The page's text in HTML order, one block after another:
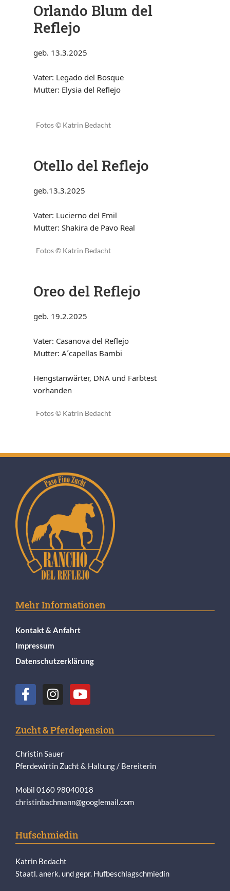
Orlando Blum del
Reflejo
geb. 13.3.2025
Vater: Legado del Bosque
Mutter: Elysia del Reflejo
Fotos © Katrin Bedacht
Otello del Reflejo
geb.13.3.2025
Vater: Lucierno del Emil
Mutter: Shakira de Pavo Real
Fotos © Katrin Bedacht
Oreo del Reflejo
geb. 19.2.2025
Vater: Casanova del Reflejo
Mutter: A´capellas Bambi
Hengstanwärter, DNA und Farbtest
vorhanden
Fotos © Katrin Bedacht
Mehr Informationen
Kontakt & Anfahrt
Impressum
Datenschutzerklärung
Zucht & Pferdepension
Christin Sauer
Pferdewirtin Zucht & Haltung / Bereiterin
Mobil 0160 98040018
christinbachmann@googlemail.com
Hufschmiedin
Katrin Bedacht
Staatl. anerk. und gepr. Hufbeschlagschmiedin